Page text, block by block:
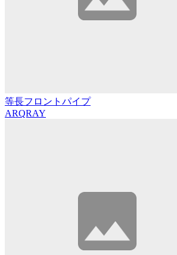
等長フロントパイプ
ARQRAY